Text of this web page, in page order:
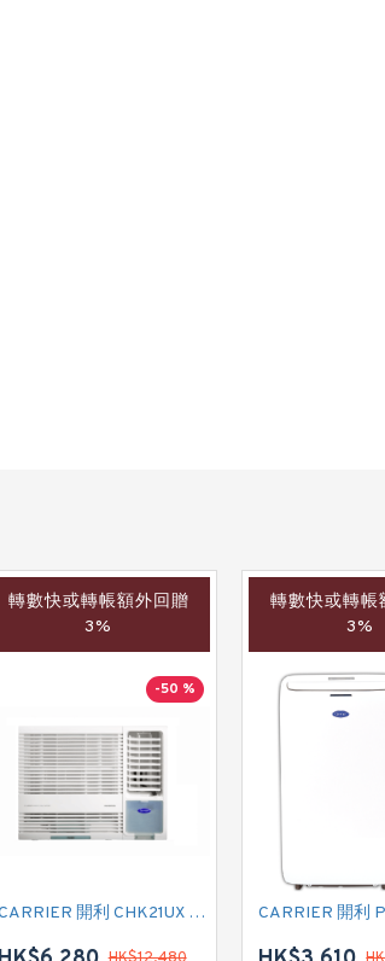
轉數快或轉帳額外回贈
3%
-50 %
CARRIER 開利 CHK21UX 二匹半 變頻淨冷窗口式冷氣機 (附遙控)
轉數快或轉帳
3%